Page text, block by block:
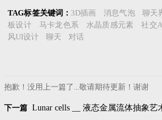
TAG标签关键词：3D插画 消息气泡 聊天
板设计 马卡龙色系 水晶质感元素 社交
风UI设计 聊天 对话
抱歉！没用上一篇了...敬请期待更新！谢谢
下一篇Lunar cells __ 液态金属流体抽象艺